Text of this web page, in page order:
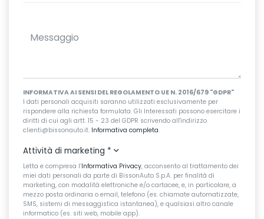
INFORMATIVA AI SENSI DEL REGOLAMENTO UE N. 2016/679 "GDPR"
I dati personali acquisiti saranno utilizzati esclusivamente per
rispondere alla richiesta formulata. Gli Interessati possono esercitare i
diritti di cui agli artt. 15 - 23 del GDPR scrivendo all'indirizzo
clienti@bissonauto.it. Informativa completa.
Attività di marketing *
Letta e compresa l’Informativa Privacy, acconsento al trattamento dei
miei dati personali da parte di BissonAuto S.p.A. per finalità di
marketing, con modalità elettroniche e/o cartacee, e, in particolare, a
mezzo posta ordinaria o email, telefono (es. chiamate automatizzate,
SMS, sistemi di messaggistica istantanea), e qualsiasi altro canale
informatico (es. siti web, mobile app).